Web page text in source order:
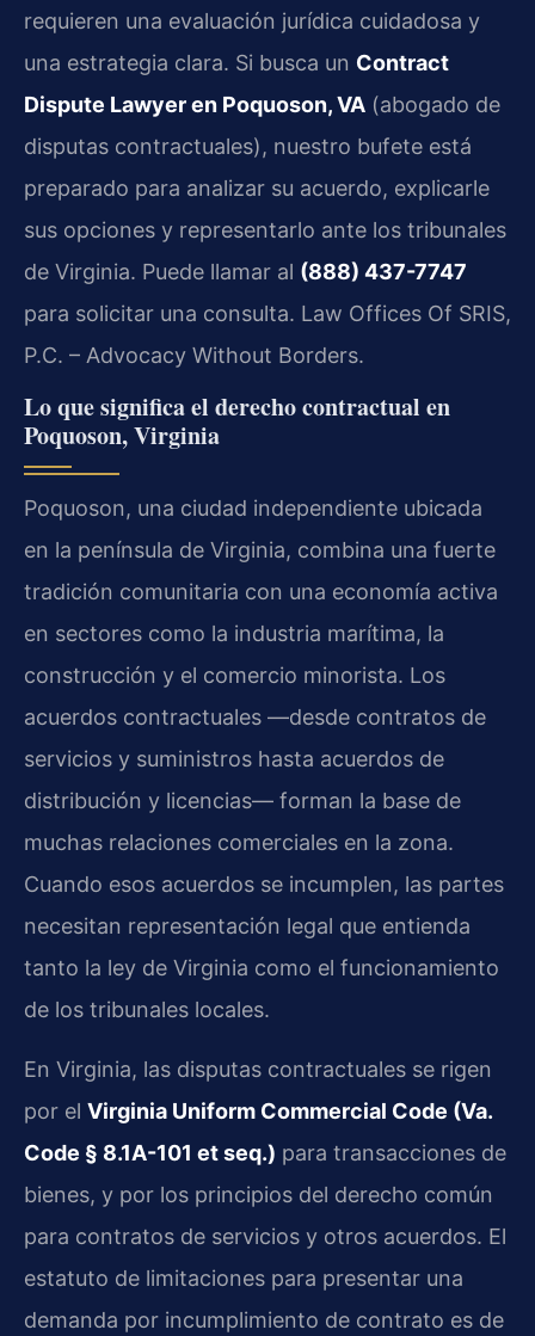
requieren una evaluación jurídica cuidadosa y
una estrategia clara. Si busca un Contract
Dispute Lawyer en Poquoson, VA (abogado de
disputas contractuales), nuestro bufete está
preparado para analizar su acuerdo, explicarle
sus opciones y representarlo ante los tribunales
de Virginia. Puede llamar al (888) 437-7747
para solicitar una consulta. Law Offices Of SRIS,
P.C. – Advocacy Without Borders.
Lo que significa el derecho contractual en
Poquoson, Virginia
Poquoson, una ciudad independiente ubicada
en la península de Virginia, combina una fuerte
tradición comunitaria con una economía activa
en sectores como la industria marítima, la
construcción y el comercio minorista. Los
acuerdos contractuales —desde contratos de
servicios y suministros hasta acuerdos de
distribución y licencias— forman la base de
muchas relaciones comerciales en la zona.
Cuando esos acuerdos se incumplen, las partes
necesitan representación legal que entienda
tanto la ley de Virginia como el funcionamiento
de los tribunales locales.
En Virginia, las disputas contractuales se rigen
por el Virginia Uniform Commercial Code (Va.
Code § 8.1A-101 et seq.) para transacciones de
bienes, y por los principios del derecho común
para contratos de servicios y otros acuerdos. El
estatuto de limitaciones para presentar una
demanda por incumplimiento de contrato es de